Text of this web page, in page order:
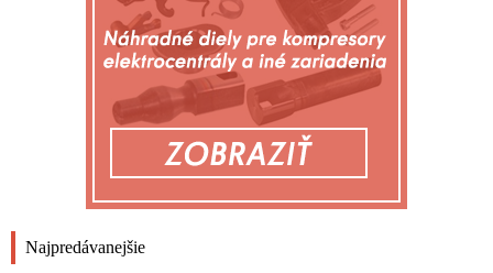
Najpredávanejšie